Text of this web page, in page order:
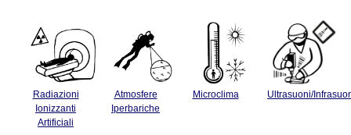
Radiazioni
Ionizzanti
Artificiali
Atmosfere
Iperbariche
Microclima Ultrasuoni/